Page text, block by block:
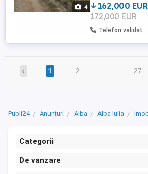
4
162,000 EUR
172,000 EUR
Telefon validat
‹ 1 2 27
Publi24 Anunțuri Alba Alba Iulia
Categorii
De vanzare